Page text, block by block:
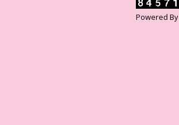
Powered By